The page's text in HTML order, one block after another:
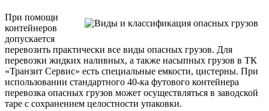
При помощи
контейнеров
допускается
перевозить практически все виды опасных грузов. Для
перевозки жидких наливных, а также насыпных грузов в ТК
«Транзит Сервис» есть специальные емкости, цистерны. При
использовании стандартного 40-ка футового контейнера
перевозка опасных грузов может осуществляться в заводской
таре с сохранением целостности упаковки.